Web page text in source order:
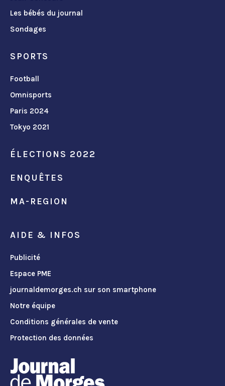
Les bébés du journal
Sondages
SPORTS
Football
Omnisports
Paris 2024
Tokyo 2021
ÉLECTIONS 2022
ENQUÊTES
MA-REGION
AIDE & INFOS
Publicité
Espace PME
journaldemorges.ch sur son smartphone
Notre équipe
Conditions générales de vente
Protection des données